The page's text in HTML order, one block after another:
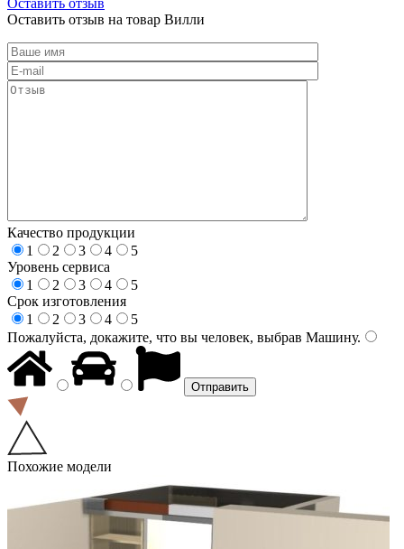
Оставить отзыв на товар Вилли
Качество продукции
1
2 3 4
5
Уровень сервиса
1
2 3 4
5
Срок изготовления
1
2 3 4
5
Пожалуйста, докажите, что вы человек, выбрав Машину.
Похожие модели